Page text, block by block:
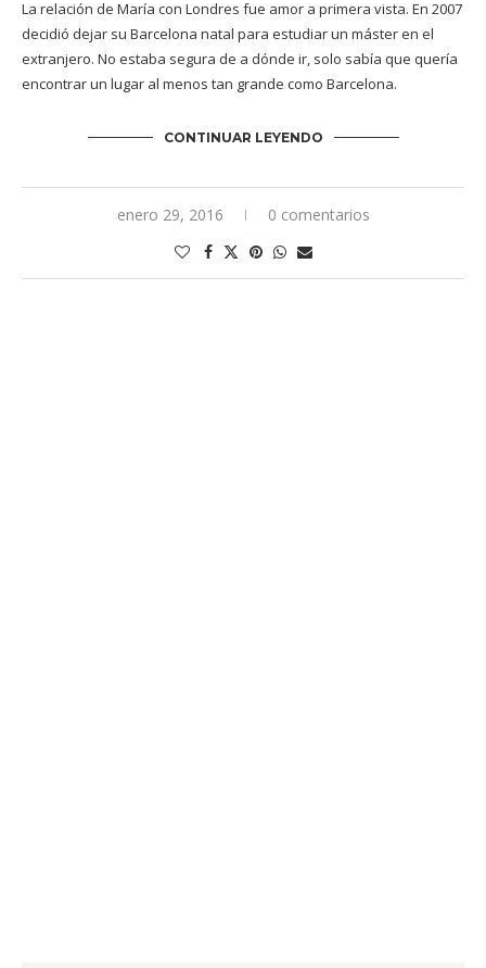
La relación de María con Londres fue amor a primera vista. En 2007
decidió dejar su Barcelona natal para estudiar un máster en el
extranjero. No estaba segura de a dónde ir, solo sabía que quería
encontrar un lugar al menos tan grande como Barcelona.
CONTINUAR LEYENDO
enero 29, 2016 0 comentarios